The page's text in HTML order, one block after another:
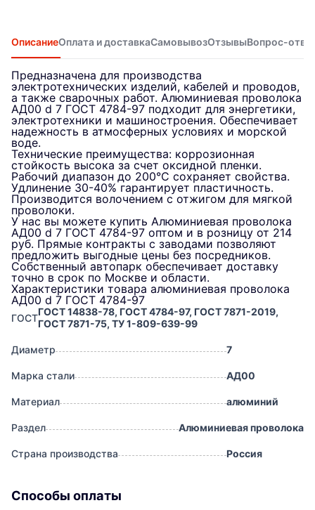
ОписаниеОплата и доставкаСамовывозОтзывыВопрос-
Предназначена для производства
электротехнических изделий, кабелей и проводов,
а также сварочных работ. Алюминиевая проволока
АД00 d 7 ГОСТ 4784-97 подходит для энергетики,
электротехники и машиностроения. Обеспечивает
надежность в атмосферных условиях и морской
воде.
Технические преимущества: коррозионная
стойкость высока за счет оксидной пленки.
Рабочий диапазон до 200°C сохраняет свойства.
Удлинение 30-40% гарантирует пластичность.
Производится волочением с отжигом для мягкой
проволоки.
У нас вы можете купить Алюминиевая проволока
АД00 d 7 ГОСТ 4784-97 оптом и в розницу от 214
руб. Прямые контракты с заводами позволяют
предложить выгодные цены без посредников.
Собственный автопарк обеспечивает доставку
точно в срок по Москве и области.
Характеристики товара алюминиевая проволока
АД00 d 7 ГОСТ 4784-97
ГОСТГОСТ 14838-78, ГОСТ 4784-97, ГОСТ 7871-2019,
ГОСТ 7871-75, ТУ 1-809-639-99
Диаметр 7
Марка стали АД00
Материал алюминий
Раздел Алюминиевая проволока
Страна производства Россия
Способы оплаты